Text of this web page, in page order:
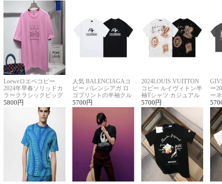
Loeweロエベコピー
2024年早春ソリッドカ
ラークラシックビッグ
ロゴ刺繍Tシャツ
5800 円
人気 BALENCIAGAコ
ピー バレンシアガ ロ
ゴプリントの半袖クル
ーネックTシャツ
5700 円
2024LOUIS VUITTON
コピー ルイヴィトン半
袖Tシャツ カジュアル
に馴染む 2色展開
5700 円
ー
ー
ー